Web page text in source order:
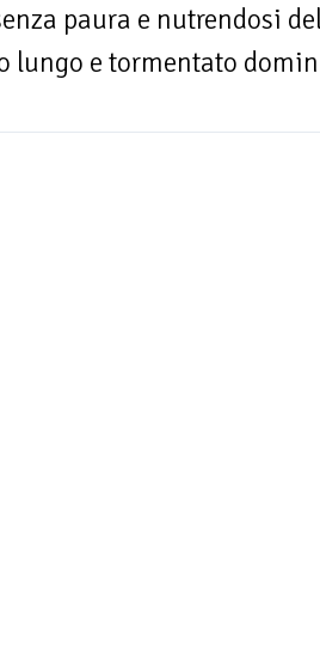
paura e nutrendosi
lungo e tormentato